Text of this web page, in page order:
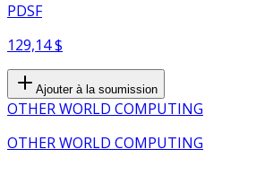
PDSF
129,14 $
Ajouter à la soumission
OTHER WORLD COMPUTING
OTHER WORLD COMPUTING